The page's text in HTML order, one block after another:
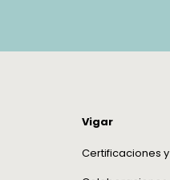
Vigar
Certificaciones y